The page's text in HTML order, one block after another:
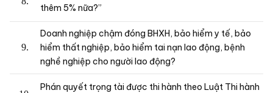
thêm 5% nữa?”
Doanh nghiệp chậm đóng BHXH, bảo hiểm y tế, bảo
hiểm thất nghiệp, bảo hiểm tai nạn lao động, bệnh
nghề nghiệp cho người lao động?
Phán quyết trọng tài được thi hành theo Luật Thi hành